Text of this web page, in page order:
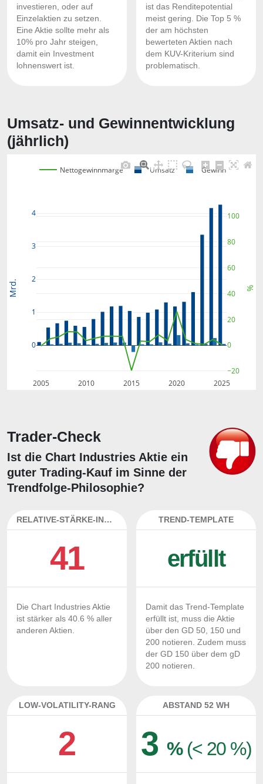
investieren, oder auf
Einzelaktien zu setzen.
Eine Aktie sollte mehr als
10% pro Jahr steigen,
damit ein Investment
lohnenswert ist.
ist das Renditepotential
meist gering. Die Top 5 %
der am höchsten
bewerteten Aktien nach
dem KUV-Kriterium sind
problematisch.
Umsatz- und Gewinnentwicklung
(jährlich)
2005 2010 2015 2020 2025
0
1
2
3
4
−20
0
20
40
60
80
100
Nettogewinnmarge Umsatz Gewinn
Mrd. %
Trader-Check
Ist die Chart Industries Aktie ein
guter Trading-Kauf im Sinne der
Trendfolge-Philosophie?
RELATIVE-STÄRKE-INDEX
41
Die Chart Industries Aktie
ist stärker als 40.6 % aller
anderen Aktien.
TREND-TEMPLATE
erfüllt
Damit das Trend-Template
erfüllt ist, muss die Aktie
über den GD 50, 150 und
200 notieren. Zudem muss
der GD 150 über dem gD
200 notieren.
LOW-VOLATILITY-RANG
2
ABSTAND 52 WH
3 % (< 20 %)